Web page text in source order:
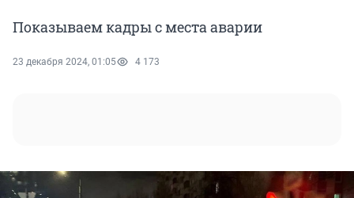
Показываем кадры с места аварии
23 декабря 2024, 01:05 4 173